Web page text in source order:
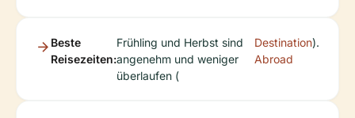
Beste
Reisezeiten:
Frühling und Herbst sind
angenehm und weniger
überlaufen (
Destination
Abroad
).